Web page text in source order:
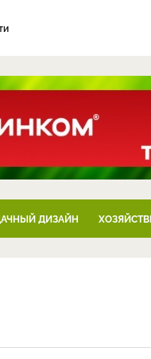
ДИЗАЙН